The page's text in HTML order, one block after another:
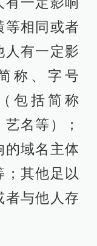
等相同或者
人有一定影
称、字号
包括简称
名等）；
的域名主体
；其他足以
者与他人存